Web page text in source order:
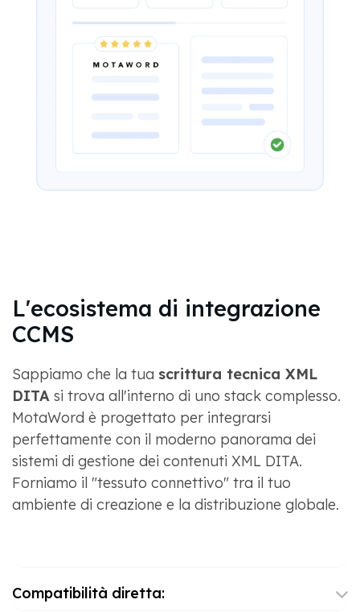
L'ecosistema di integrazione
CCMS
Sappiamo che la tua scrittura tecnica XML
DITAsi trova all'interno di uno stack complesso.
MotaWord è progettato per integrarsi
perfettamente con il moderno panorama dei
sistemi di gestione dei contenuti XML DITA.
Forniamo il "tessuto connettivo" tra il tuo
ambiente di creazione e la distribuzione globale.
Compatibilità diretta: